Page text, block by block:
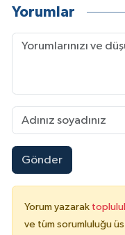
Yorumlar
Gönder
Yorum yazarak
ve tüm sorumluluğu